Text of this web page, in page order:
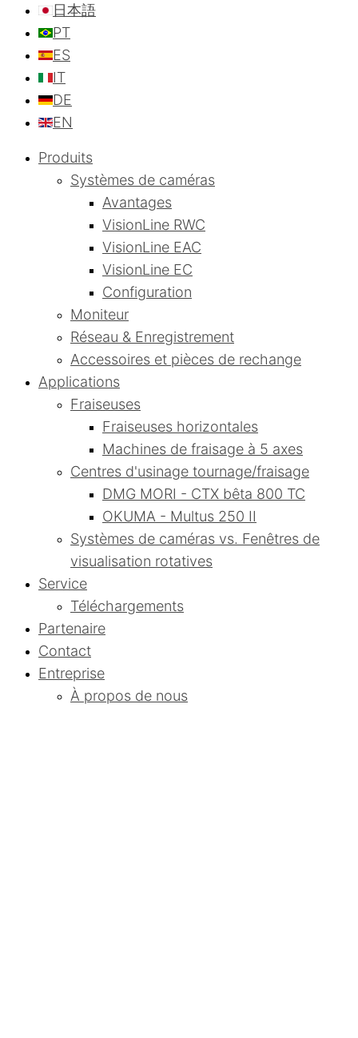
日本語
PT
ES
IT
DE
EN
Produits
Systèmes de caméras
Avantages
VisionLine RWC
VisionLine EAC
VisionLine EC
Configuration
Moniteur
Réseau & Enregistrement
Accessoires et pièces de rechange
Applications
Fraiseuses
Fraiseuses horizontales
Machines de fraisage à 5 axes
Centres d'usinage tournage/fraisage
DMG MORI - CTX bêta 800 TC
OKUMA - Multus 250 II
Systèmes de caméras vs. Fenêtres de
visualisation rotatives
Service
Téléchargements
Partenaire
Contact
Entreprise
À propos de nous